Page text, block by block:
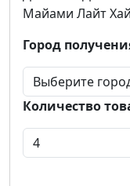
Майами Лайт
Город
Количество